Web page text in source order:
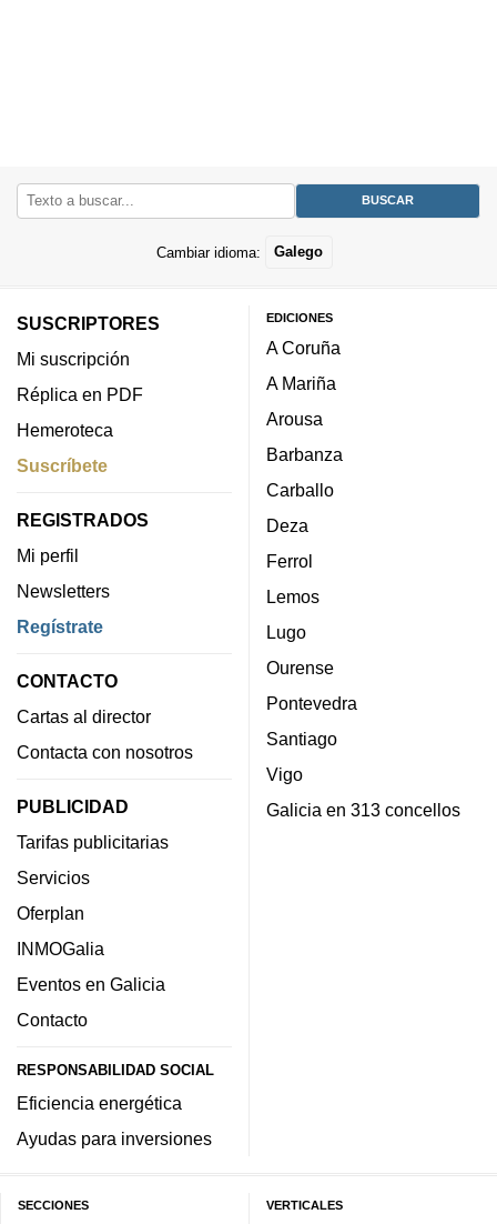
Cambiar idioma: Galego
SUSCRIPTORES
Mi suscripción
Réplica en PDF
Hemeroteca
Suscríbete
REGISTRADOS
Mi perfil
Newsletters
Regístrate
CONTACTO
Cartas al director
Contacta con nosotros
PUBLICIDAD
Tarifas publicitarias
Servicios
Oferplan
INMOGalia
Eventos en Galicia
Contacto
RESPONSABILIDAD SOCIAL
Eficiencia energética
Ayudas para inversiones
EDICIONES
A Coruña
A Mariña
Arousa
Barbanza
Carballo
Deza
Ferrol
Lemos
Lugo
Ourense
Pontevedra
Santiago
Vigo
Galicia en 313 concellos
SECCIONES VERTICALES